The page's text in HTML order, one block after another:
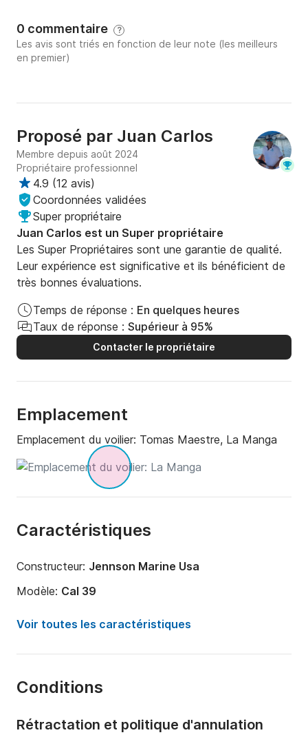
⭐ Pourquoi nous choisir ?
✔ Ambiance paisible et exclusive (loin de la foule).
✔ Idéal pour créer des souvenirs inoubliables.
Embarquez et découvrez pourquoi nos clients
reviennent saison après saison. La Méditerranée vous
attend.
0 commentaire ?
Les avis sont triés en fonction de leur note (les meilleurs
en premier)
Proposé par Juan Carlos
Membre depuis août 2024
Propriétaire professionnel
4.9 (12 avis)
Coordonnées validées
Super propriétaire
Juan Carlos est un Super propriétaire
Les Super Propriétaires sont une garantie de qualité.
Leur expérience est significative et ils bénéficient de
très bonnes évaluations.
Temps de réponse : En quelques heures
Taux de réponse : Supérieur à 95%
Contacter le propriétaire
Emplacement
Emplacement du voilier: Tomas Maestre, La Manga
Caractéristiques
Constructeur: Jennson Marine Usa
Modèle: Cal 39
Année:
Nombre de couchages:
Nombre de salles de bains:
Voir toutes les caractéristiques
Conditions
Rétractation et politique d'annulation